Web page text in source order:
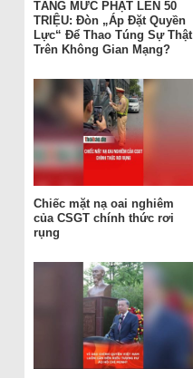
TĂNG MỨC PHẠT LÊN 50
TRIỆU: Đòn „Áp Đặt Quyền
Lực“ Để Thao Túng Sự Thật
Trên Không Gian Mạng?
Chiếc mặt nạ oai nghiêm
của CSGT chính thức rơi
rụng